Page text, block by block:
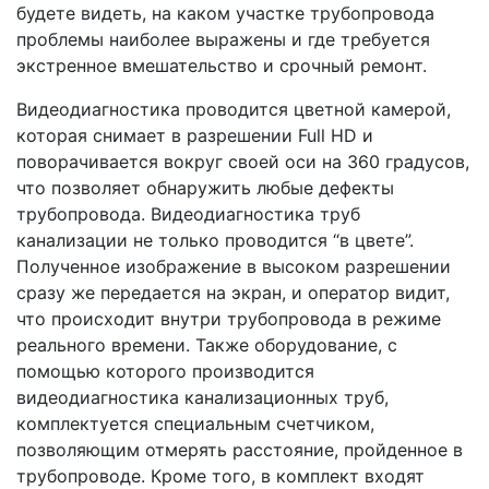
будете видеть, на каком участке трубопровода
проблемы наиболее выражены и где требуется
экстренное вмешательство и срочный ремонт.
Видеодиагностика проводится цветной камерой,
которая снимает в разрешении Full HD и
поворачивается вокруг своей оси на 360 градусов,
что позволяет обнаружить любые дефекты
трубопровода. Видеодиагностика труб
канализации не только проводится “в цвете”.
Полученное изображение в высоком разрешении
сразу же передается на экран, и оператор видит,
что происходит внутри трубопровода в режиме
реального времени. Также оборудование, с
помощью которого производится
видеодиагностика канализационных труб,
комплектуется специальным счетчиком,
позволяющим отмерять расстояние, пройденное в
трубопроводе. Кроме того, в комплект входят